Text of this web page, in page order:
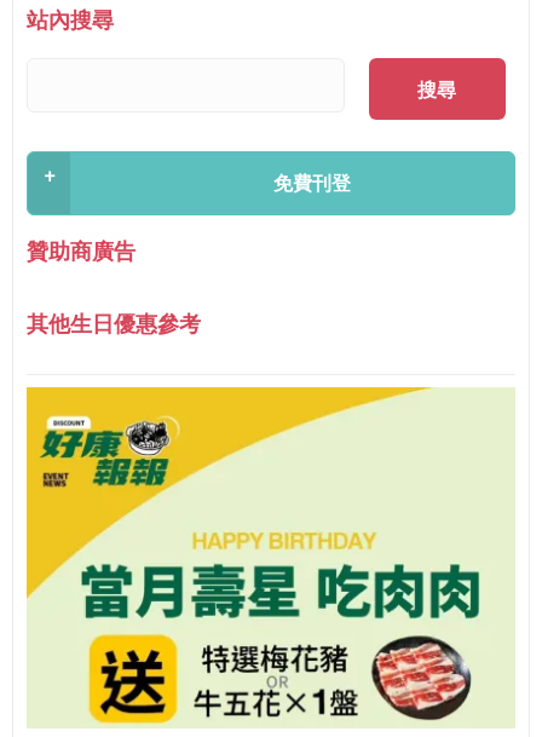
站內搜尋
搜尋
+ 免費刊登
贊助商廣告
其他生日優惠參考